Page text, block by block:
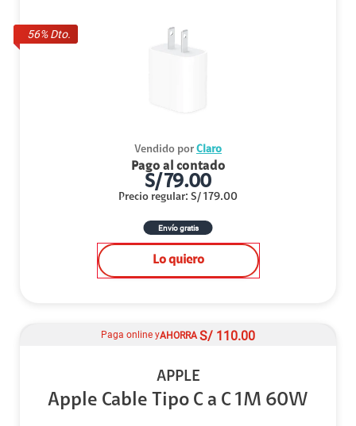
56% Dto.
Vendido por Claro
Pago al contado
S/79.00
Precio regular: S/ 179.00
Envío gratis
Lo quiero
Paga online yAHORRA S/ 110.00
APPLE
Apple Cable Tipo C a C 1M 60W